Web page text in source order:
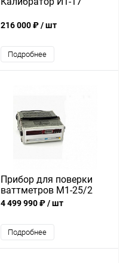
216 000 ₽/ шт
Подробнее
Прибор для поверки
ваттметров М1-25/2
4 499 990 ₽/ шт
Подробнее